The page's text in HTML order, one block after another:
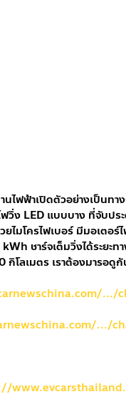
ฟฟ้าเปิดตัวอย่างเป็นทา
วิ่ง LED แบบบาง ที่จับป
ไมโครไฟเบอร์ มีมอเตอ
ชาร์จเต็มวิ่งได้ระยะท
กิโลเมตร เราต้องมารอดูกั
.../
.../